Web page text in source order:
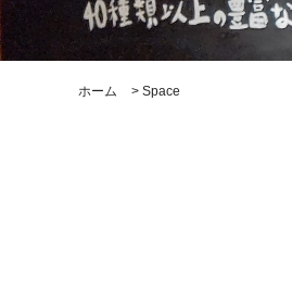
ホーム > Space